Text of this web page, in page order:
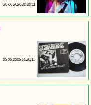
26 06 2026 22:32:11
25 06 2026 14:20:15